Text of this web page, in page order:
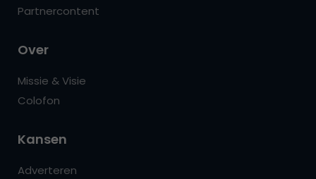
Partnercontent
Over
Missie & Visie
Colofon
Kansen
Adverteren